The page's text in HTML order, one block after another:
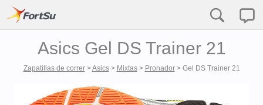
Asics Gel DS Trainer 21
Zapatillas de correr>Asics> Mixtas> Pronador> Gel DS Trainer 21